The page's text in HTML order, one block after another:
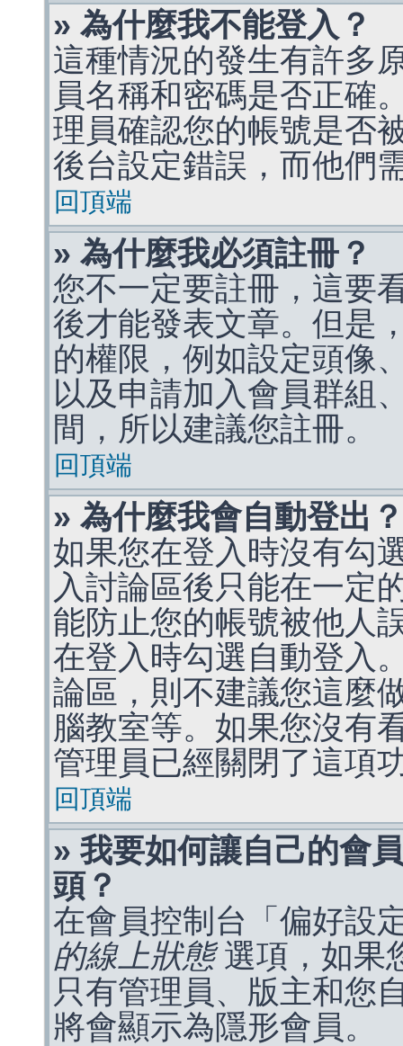
» 為什麼我不能登入？
這種情況的發生有許多
員名稱和密碼是否正確
理員確認您的帳號是否
後台設定錯誤，而他們
回頂端
» 為什麼我必須註冊？
您不一定要註冊，這要
後才能發表文章。但是
的權限，例如設定頭像
以及申請加入會員群組
間，所以建議您註冊。
回頂端
» 為什麼我會自動登出？
如果您在登入時沒有勾
入討論區後只能在一定
能防止您的帳號被他人
在登入時勾選自動登入
論區，則不建議您這麼
腦教室等。如果您沒有
管理員已經關閉了這項
回頂端
» 我要如何讓自己的會
頭？
在會員控制台「偏好設
的線上狀態選項，如果
只有管理員、版主和您
將會顯示為隱形會員。